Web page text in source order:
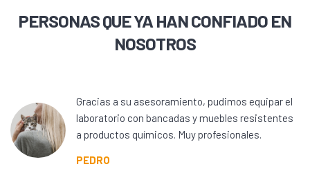
PERSONAS QUE YA HAN CONFIADO EN
NOSOTROS
Gracias a su asesoramiento, pudimos equipar el
laboratorio con bancadas y muebles resistentes
a productos químicos. Muy profesionales.
PEDRO